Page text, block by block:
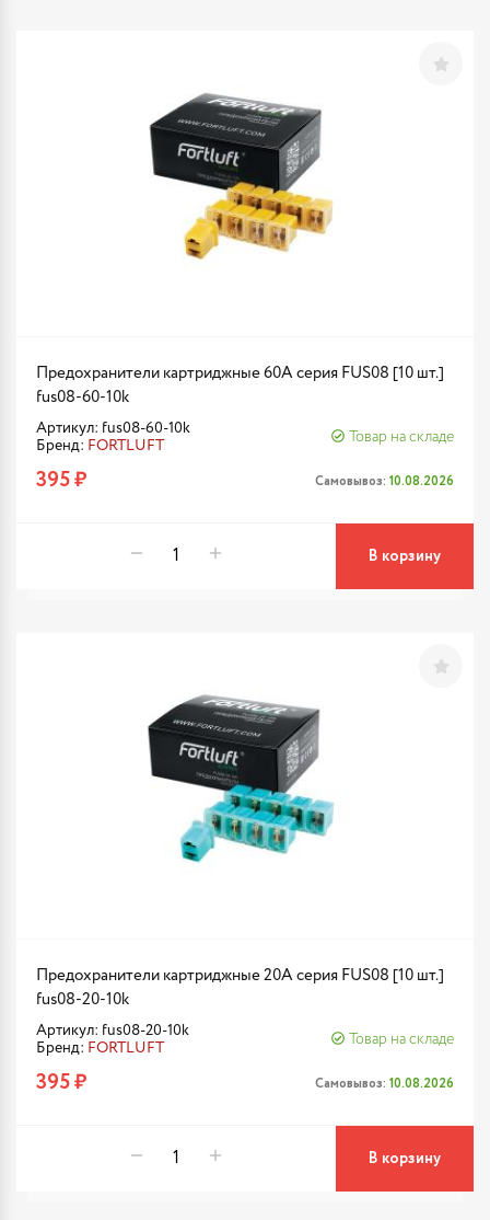
Предохранители картриджные 60A серия FUS08 [10 шт.]
fus08-60-10k
Артикул: fus08-60-10k
Бренд: FORTLUFT
Товар на складе
395 ₽ Самовывоз: 10.08.2026
В корзину
Предохранители картриджные 20A серия FUS08 [10 шт.]
fus08-20-10k
Артикул: fus08-20-10k
Бренд: FORTLUFT
Товар на складе
395 ₽ Самовывоз: 10.08.2026
В корзину